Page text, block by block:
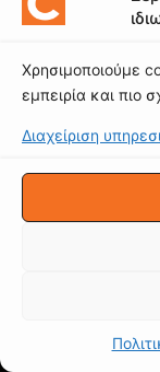
Χρησιμοποιούμε
εμπειρία και πιο
Διαχείριση